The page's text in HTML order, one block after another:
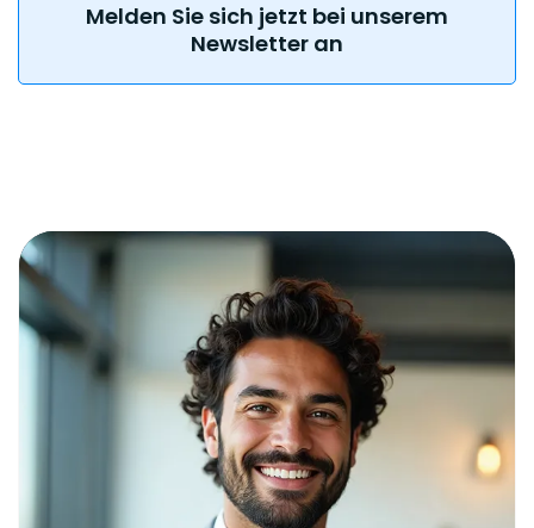
Melden Sie sich jetzt bei unserem
Newsletter an